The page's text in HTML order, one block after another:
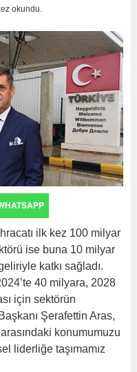
okundu.
ilk kez 100 milyar
ise buna 10 milyar
katkı sağladı.
40 milyara, 2028
için sektörün
Şerafettin Aras,
konumumuzu
liderliğe taşımamız